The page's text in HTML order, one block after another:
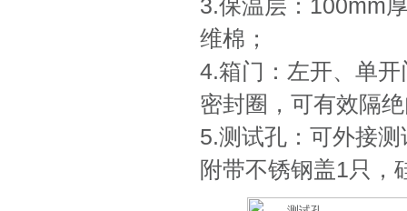
3.保温层：100mm
维棉；
4.箱门：左开、单
密封圈，可有效隔
5.测试孔：可外接
附带不锈钢盖1只，